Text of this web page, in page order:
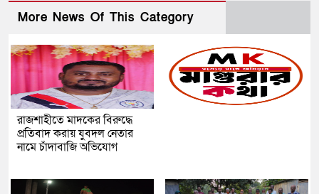
More News Of This Category
রাজশাহীতে মাদকের বিরুদ্ধে
প্রতিবাদ করায় যুবদল নেতার
নামে চাঁদাবাজি অভিযোগ